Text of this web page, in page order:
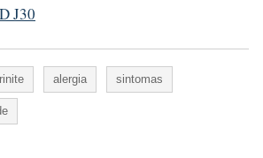
J30
rinite alergia sintomas